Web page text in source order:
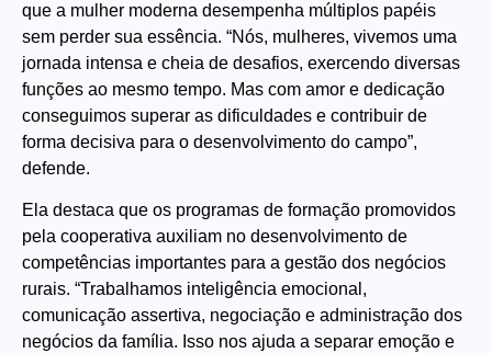
que a mulher moderna desempenha múltiplos papéis
sem perder sua essência. “Nós, mulheres, vivemos uma
jornada intensa e cheia de desafios, exercendo diversas
funções ao mesmo tempo. Mas com amor e dedicação
conseguimos superar as dificuldades e contribuir de
forma decisiva para o desenvolvimento do campo”,
defende.
Ela destaca que os programas de formação promovidos
pela cooperativa auxiliam no desenvolvimento de
competências importantes para a gestão dos negócios
rurais. “Trabalhamos inteligência emocional,
comunicação assertiva, negociação e administração dos
negócios da família. Isso nos ajuda a separar emoção e